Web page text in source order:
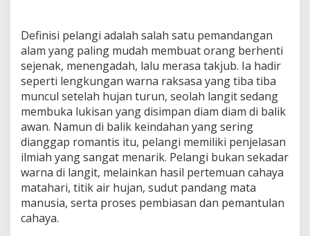
Definisi pelangi adalah salah satu pemandangan
alam yang paling mudah membuat orang berhenti
sejenak, menengadah, lalu merasa takjub. Ia hadir
seperti lengkungan warna raksasa yang tiba tiba
muncul setelah hujan turun, seolah langit sedang
membuka lukisan yang disimpan diam diam di balik
awan. Namun di balik keindahan yang sering
dianggap romantis itu, pelangi memiliki penjelasan
ilmiah yang sangat menarik. Pelangi bukan sekadar
warna di langit, melainkan hasil pertemuan cahaya
matahari, titik air hujan, sudut pandang mata
manusia, serta proses pembiasan dan pemantulan
cahaya.